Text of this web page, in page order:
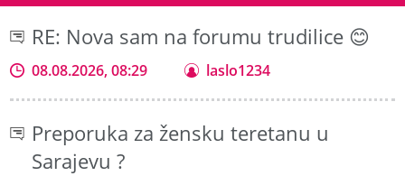
RE: Nova sam na forumu trudilice 😊
08.08.2026, 08:29 laslo1234
Preporuka za žensku teretanu u
Sarajevu ?